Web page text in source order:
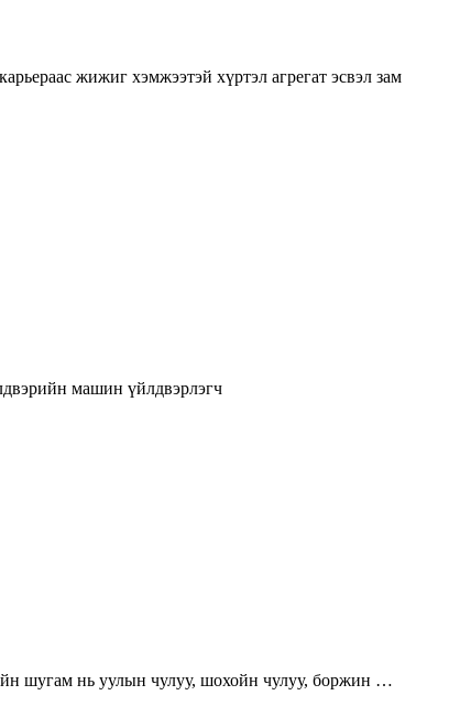
жижиг хэмжээтэй хүртэл агрегат эсвэл зам
машин үйлдвэрлэгч
шугам нь уулын чулуу, шохойн чулуу, боржин …